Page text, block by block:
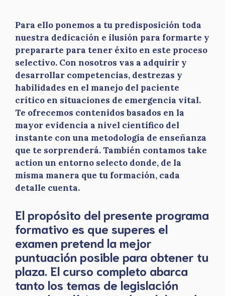
Para ello ponemos a tu predisposición toda
nuestra dedicación e ilusión para formarte y
prepararte para tener éxito en este proceso
selectivo. Con nosotros vas a adquirir y
desarrollar competencias, destrezas y
habilidades en el manejo del paciente
crítico en situaciones de emergencia vital.
Te ofrecemos contenidos basados en la
mayor evidencia a nivel científico del
instante con una metodología de enseñanza
que te sorprenderá. También contamos take
action un entorno selecto donde, de la
misma manera que tu formación, cada
detalle cuenta.
El propósito del presente programa
formativo es que superes el
examen pretend la mejor
puntuación posible para obtener tu
plaza. El curso completo abarca
tanto los temas de legislación